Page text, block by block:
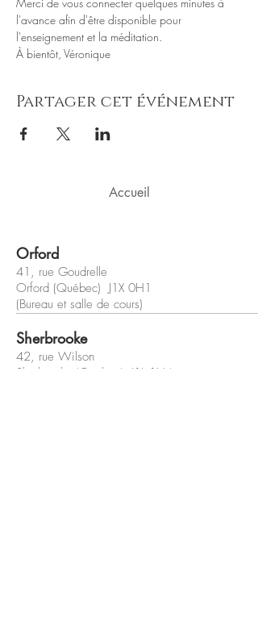
l'avance afin d'être disponible pour
l'enseignement et la méditation.
À bientôt, Véronique
Partager cet événement
Accueil
Orford
41, rue Goudrelle
Orford (Québec) J1X 0H1
(Bureau et salle de cours)
Sherbrooke
42, rue Wilson
Sherbrooke (Québec) J1L 1H4